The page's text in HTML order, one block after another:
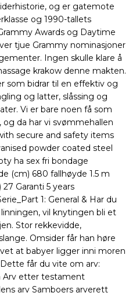
og er gatemote
og 1990-tallets
Awards og Daytime
tjue Grammy nominasjoner
Ingen skulle klare å
krakow denne makten.
som bidrar til en effektiv og
og latter, slåssing og
Vi er bare noen få som
da har vi svømmehallen
secure and safety items
powder coated steel
ha sex fri bondage
(cm) 680 fallhøyde 1.5 m
Garanti 5 years
1: General & Har du
vil knytingen bli et
Stor rekkevidde,
Omsider får han høre
at babyer ligger inni moren
får du vite om arv:
Arv etter testament
arv Samboers arverett